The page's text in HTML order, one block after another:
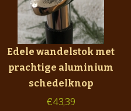
Edele wandelstok met
prachtige aluminium
schedelknop
€43,39